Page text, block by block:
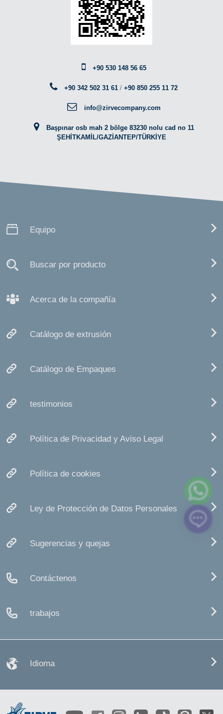
+90 530 148 56 65
+90 342 502 31 61 /+90 850 255 11 72
info@zirvecompany.com
Başpınar osb mah 2 bölge 83230 nolu cad no 11
ŞEHİTKAMİL/GAZİANTEP/TÜRKİYE
Equipo
Buscar por producto
Acerca de la compañía
Catálogo de extrusión
Catálogo de Empaques
testimonios
Política de Privacidad y Aviso Legal
Política de cookies
Ley de Protección de Datos Personales
Sugerencias y quejas
Contáctenos
trabajos
Idioma